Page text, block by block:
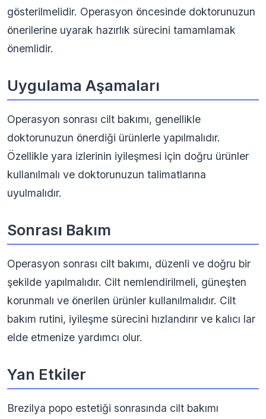
gösterilmelidir. Operasyon öncesinde doktorunuzun
önerilerine uyarak hazırlık sürecini tamamlamak
önemlidir.
Uygulama Aşamaları
Operasyon sonrası cilt bakımı, genellikle
doktorunuzun önerdiği ürünlerle yapılmalıdır.
Özellikle yara izlerinin iyileşmesi için doğru ürünler
kullanılmalı ve doktorunuzun talimatlarına
uyulmalıdır.
Sonrası Bakım
Operasyon sonrası cilt bakımı, düzenli ve doğru bir
şekilde yapılmalıdır. Cilt nemlendirilmeli, güneşten
korunmalı ve önerilen ürünler kullanılmalıdır. Cilt
bakım rutini, iyileşme sürecini hızlandırır ve kalıcı lar
elde etmenize yardımcı olur.
Yan Etkiler
Brezilya popo estetiği sonrasında cilt bakımı